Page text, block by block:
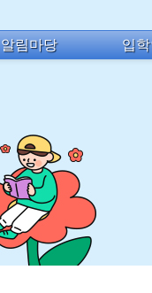
알림마당 입